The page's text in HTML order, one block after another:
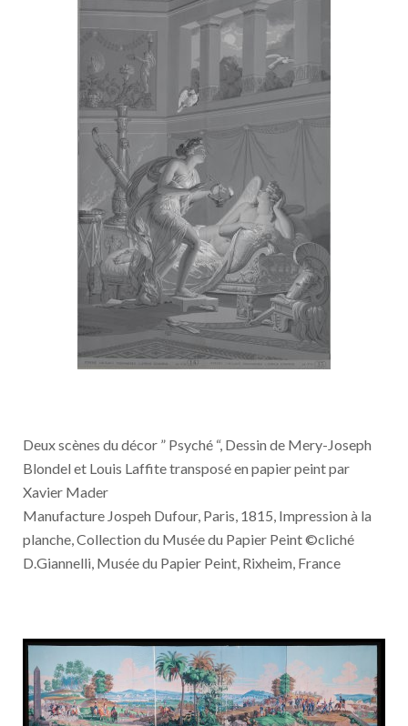
Deux scènes du décor ” Psyché “, Dessin de Mery-Joseph
Blondel et Louis Laffite transposé en papier peint par
Xavier Mader
Manufacture Jospeh Dufour, Paris, 1815, Impression à la
planche, Collection du Musée du Papier Peint ©cliché
D.Giannelli, Musée du Papier Peint, Rixheim, France